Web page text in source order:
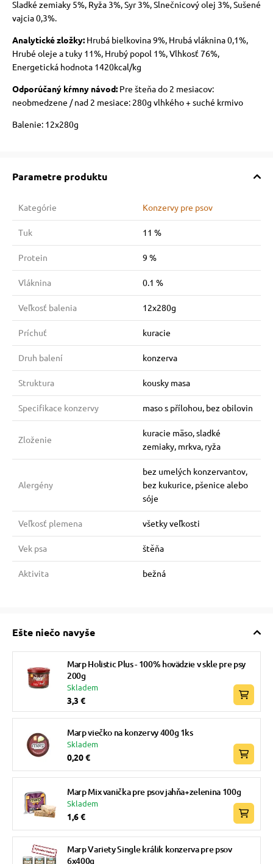
Sladké zemiaky 5%, Ryža 3%, Syr 3%, Slnečnicový olej 3%, Sušené
vajcia 0,3%.
Analytické zložky:Hrubá bielkovina 9%, Hrubá vláknina 0,1%,
Hrubé oleje a tuky 11%, Hrubý popol 1%, Vlhkosť 76%,
Energetická hodnota 1420kcal/kg
Odporúčaný kŕmny návod:Pre šteňa do 2 mesiacov:
neobmedzene / nad 2 mesiace: 280g vlhkého + suché krmivo
Balenie: 12x280g
Parametre produktu
Kategórie Konzervy pre psov
Tuk 11 %
Protein 9 %
Vláknina 0.1 %
Veľkosť balenia 12x280g
Príchuť kuracie
Druh balení konzerva
Struktura kousky masa
Specifikace konzervy maso s přílohou, bez obilovin
Zloženie
kuracie mäso, sladké
zemiaky, mrkva, ryža
Alergény
bez umelých konzervantov,
bez kukurice, pšenice alebo
sóje
Veľkosť plemena všetky veľkosti
Vek psa štěňa
Aktivita bežná
Ešte niečo navyše
Marp Holistic Plus - 100% hovädzie v skle pre psy
200g
Skladem
3,3 €
Marp viečko na konzervy 400g 1ks
Skladem
0,20 €
Marp Mix vanička pre psov jahňa+zelenina 100g
Skladem
1,6 €
Marp Variety Single králik konzerva pre psov
6x400g